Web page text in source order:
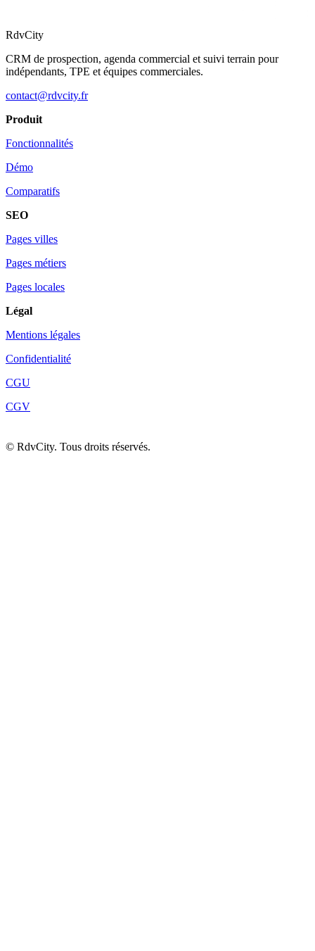
RdvCity
CRM de prospection, agenda commercial et suivi terrain pour
indépendants, TPE et équipes commerciales.
contact@rdvcity.fr
Produit
Fonctionnalités
Démo
Comparatifs
SEO
Pages villes
Pages métiers
Pages locales
Légal
Mentions légales
Confidentialité
CGU
CGV
© RdvCity. Tous droits réservés.